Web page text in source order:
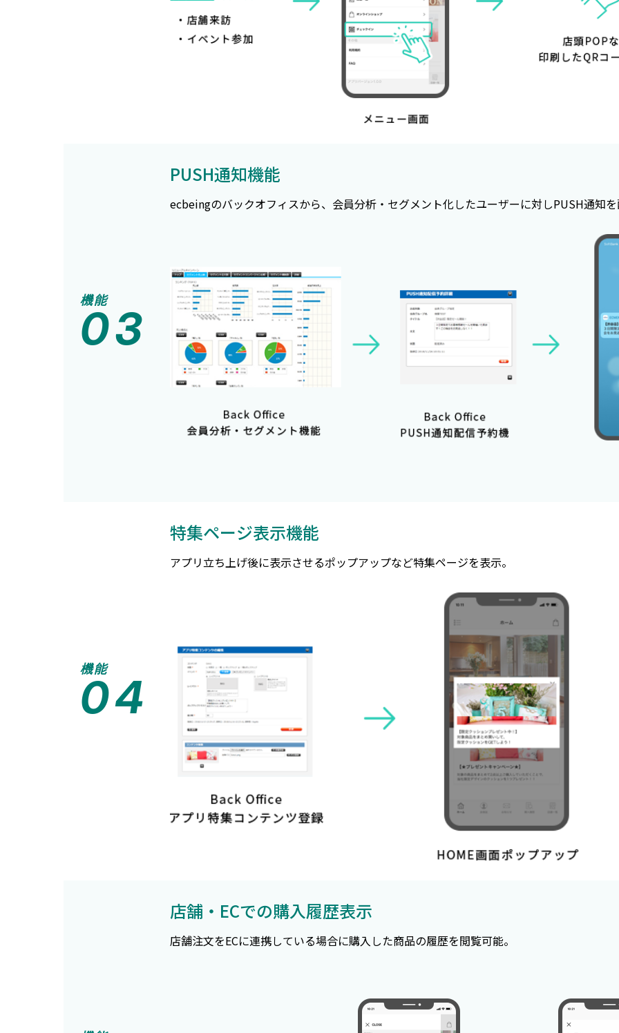
機能
03
PUSH通知機能
ecbeingのバックオフィスから、会員分析・セグメント化したユーザーに対しPUSH通知
機能
04
特集ページ表示機能
アプリ立ち上げ後に表示させるポップアップなど特集ページを表示。
店舗・ECでの購入履歴表示
店舗注文をECに連携している場合に購入した商品の履歴を閲覧可能。